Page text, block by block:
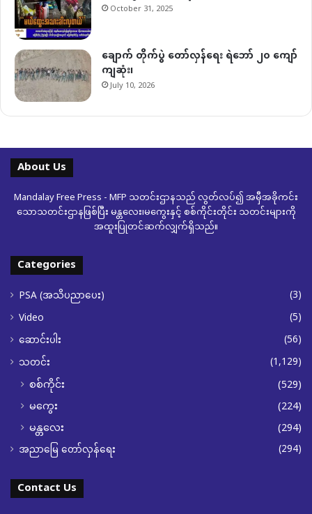
October 31, 2025
ချောက် တိုက်ပွဲ တော်လှန်ရေး ရဲဘော် ၂၀ ကျော်
ကျဆုံး၊
July 10, 2026
About Us
Mandalay Free Press - MFP သတင်းဌာနသည် လွတ်လပ်၍ အမှီအခိုကင်း
သောသတင်းဌာနဖြစ်ပြီး မန္တလေး၊မကွေးနှင့် စစ်ကိုင်းတိုင်း သတင်းများကို
အထူးပြုတင်ဆက်လျှက်ရှိသည်။
Categories
PSA (အသိပညာပေး)
(3)
Video
(5)
ဆောင်းပါး
(56)
သတင်း
(1,129)
စစ်ကိုင်း
(529)
မကွေး
(224)
မန္တလေး
(294)
အညာမြေ တော်လှန်ရေး (294)
Contact Us